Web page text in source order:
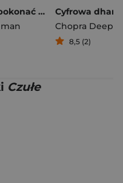
Lęk. Jak pokonać potwora wyd. 2026
Chopra Deepak
8,5 (2)
Czułe